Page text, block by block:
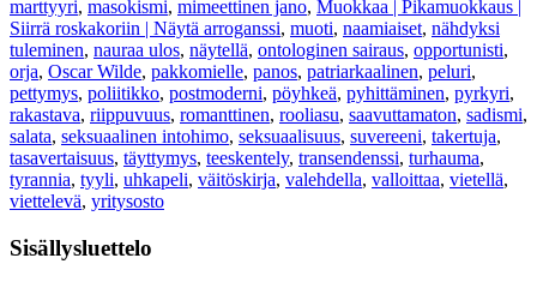
marttyyri, masokismi, mimeettinen jano, Muokkaa | Pikamuokkaus |
Siirrä roskakoriin | Näytä arroganssi, muoti, naamiaiset, nähdyksi
tuleminen, nauraa ulos, näytellä, ontologinen sairaus, opportunisti,
orja, Oscar Wilde, pakkomielle, panos, patriarkaalinen, peluri,
pettymys, poliitikko, postmoderni, pöyhkeä, pyhittäminen, pyrkyri,
rakastava, riippuvuus, romanttinen, rooliasu, saavuttamaton, sadismi,
salata, seksuaalinen intohimo, seksuaalisuus, suvereeni, takertuja,
tasavertaisuus, täyttymys, teeskentely, transendenssi, turhauma,
tyrannia, tyyli, uhkapeli, väitöskirja, valehdella, valloittaa, vietellä,
viettelevä, yritysosto
Sisällysluettelo